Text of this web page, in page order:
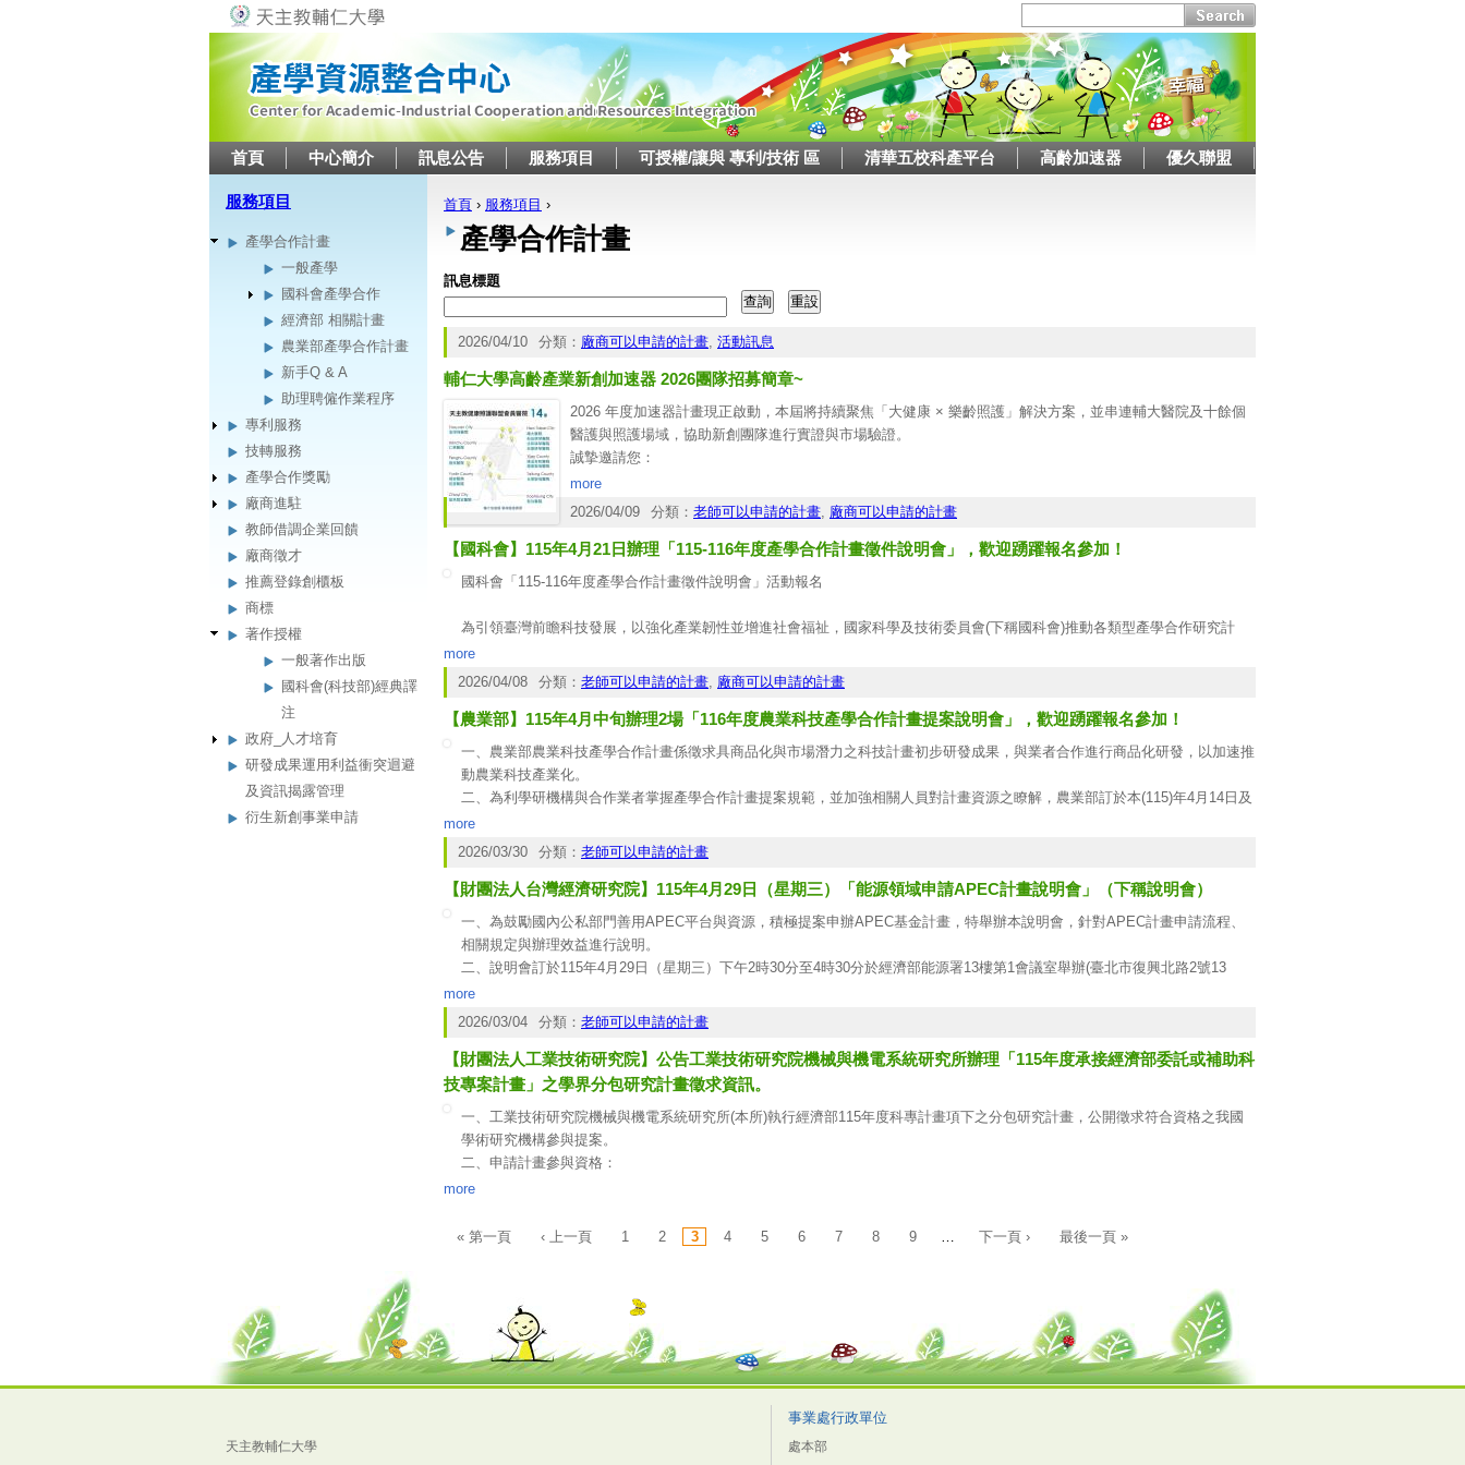
首頁 中心簡介 訊息公告 服務項目 可授權/讓與 專利/技術 區 清華五校科產平台 高齡加速器 優久聯盟
服務項目
產學合作計畫
一般產學
國科會產學合作
經濟部 相關計畫
農業部產學合作計畫
新手Q & A
助理聘僱作業程序
專利服務
技轉服務
產學合作獎勵
廠商進駐
教師借調企業回饋
廠商徵才
推薦登錄創櫃板
商標
著作授權
一般著作出版
國科會(科技部)經典譯
注
政府_人才培育
研發成果運用利益衝突迴避
及資訊揭露管理
衍生新創事業申請
您在這裡
首頁 › 服務項目 ›
產學合作計畫
訊息標題
2026/04/10 分類： 廠商可以申請的計畫, 活動訊息
輔仁大學高齡產業新創加速器 2026團隊招募簡章~
2026 年度加速器計畫現正啟動，本屆將持續聚焦「大健康 × 樂齡照護」解決方案，並串連輔大醫院及十餘個
醫護與照護場域，協助新創團隊進行實證與市場驗證。
誠摯邀請您：
•推薦合適的新創團隊報名參與
•或轉知有興趣投入高齡健康領域之團隊
若您對本計畫有任何想進一步了解之處，或有合作交流的可能，也非常歡迎與我們聯繫。
期待未來有機會再次與您交流與合作！
順心平安
02-29056258
fj04234@mail.fju.edu.tw
more
2026/04/09
分類： 老師可以申請的計畫, 廠商可以申請的計畫
【國科會】115年4月21日辦理「115-116年度產學合作計畫徵件說明會」，歡迎踴躍報名參加！
國科會「115-116年度產學合作計畫徵件說明會」活動報名
為引領臺灣前瞻科技發展，以強化產業韌性並增進社會福祉，國家科學及技術委員會(下稱國科會)推動各類型產學合作研究計
畫，致力於產學新創接軌，加速科研成果落地，預期驅動百工百業創新，於全球變局中脫穎而出開創新局。
本年度國科會產學合作計畫徵件說明會，將搭配線上直播，於以下時間、地點舉行：
時間：115年4月21日(二)下午1時整
地點：集思北科大會議中心2F感恩廳
徵件說明會海報詳如附件，歡迎各位師長踴躍報名參加。
報名網址：
more
2026/04/08
分類： 老師可以申請的計畫, 廠商可以申請的計畫
【農業部】115年4月中旬辦理2場「116年度農業科技產學合作計畫提案說明會」，歡迎踴躍報名參加！
一、農業部農業科技產學合作計畫係徵求具商品化與市場潛力之科技計畫初步研發成果，與業者合作進行商品化研發，以加速推
動農業科技產業化。
二、為利學研機構與合作業者掌握產學合作計畫提案規範，並加強相關人員對計畫資源之瞭解，農業部訂於本(115)年4月14日及
17日辦理旨揭說明會，報名資訊說明如下：
(一)場次及地點：
第二場：本(115)年4月17日(星期五)，政大公企中心(採實體與線上同步方式辦理)。
(二)報名方式：線上報名，網址〔https://www.surveycake.com/s/XmzLV 〕。
(三)報名期限：即日起至115年4月10日，如額滿則提前截止。
(四)活動聯絡人：農科產學合作推動小組劉毓娉經理〔聯絡電話：(02)3343-1119〕/吳玟葶助理〔聯絡電話︰(02)2381-2991分機
more
2026/03/30
分類： 老師可以申請的計畫
【財團法人台灣經濟研究院】115年4月29日（星期三）「能源領域申請APEC計畫說明會」（下稱說明會）
一、為鼓勵國內公私部門善用APEC平台與資源，積極提案申辦APEC基金計畫，特舉辦本說明會，針對APEC計畫申請流程、
相關規定與辦理效益進行說明。
二、說明會訂於115年4月29日（星期三）下午2時30分至4時30分於經濟部能源署13樓第1會議室舉辦(臺北市復興北路2號13
樓)。
三、檢附說明會簡介、議程及報名表各1份以供卓參（詳如附件）。
more
2026/03/04
分類： 老師可以申請的計畫
【財團法人工業技術研究院】公告工業技術研究院機械與機電系統研究所辦理「115年度承接經濟部委託或補助科
技專案計畫」之學界分包研究計畫徵求資訊。
一、工業技術研究院機械與機電系統研究所(本所)執行經濟部115年度科專計畫項下之分包研究計畫，公開徵求符合資格之我國
學術研究機構參與提案。
二、申請計畫參與資格：
(一)須為與研究標的相關之我國學術研究機構。
(三)計畫主持人同一年度以主持本所一件分包學界計畫為原則。
四、申請期間：自即日起至115年3月24日下午5時止。
五、提案方式：
(一)有意申請者，請依公告之研究項目，於申請期限內備妥「附件1提案構想書」及「方便複審會議時間」，以Email方式寄送予
各分包計畫聯絡人。
more
頁面
« 第一頁 ‹ 上一頁 1 2 3 4 5 6 7 8 9 下一頁 › 最後一頁 »
天主教輔仁大學
事業處行政單位
處本部